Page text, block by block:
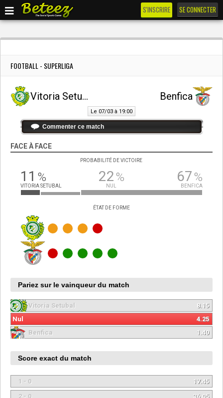
S'INSCRIRE SE CONNECTER
FOOTBALL - SUPERLIGA
Vitoria Setubal Benfica
Le 07/03 à 19:00
Commenter ce match
FACE À FACE
PROBABILITÉ DE VICTOIRE
11 %
VITORIA SETUBAL
22%
NUL
67%
BENFICA
ÉTAT DE FORME
Pariez sur le vainqueur du match
Vitoria Setubal
8.15
Nul
4.25
Benfica
1.40
Score exact du match
1 - 0
17.45
2 - 0
36.05